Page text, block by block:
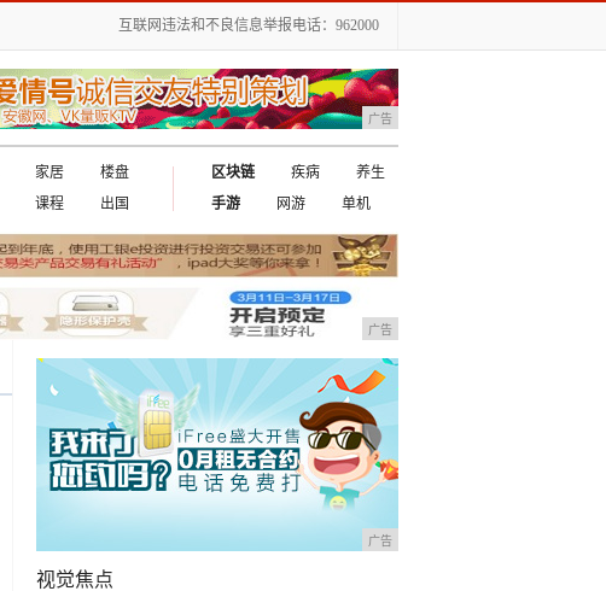
互联网违法和不良信息举报电话：962000
广告
家居
楼盘
课程 出国
区块链 疾病
养生
手游
网游 单机
广告
广告
视觉焦点